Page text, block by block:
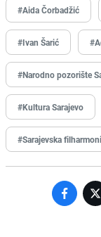
#Aida Čorbadžić
#Ivan Šarić
#Narodno pozorište
#Kultura Sarajevo
#Sarajevska